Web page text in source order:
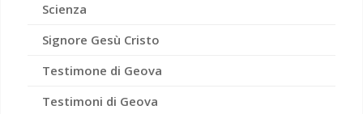
Scienza
Signore Gesù Cristo
Testimone di Geova
Testimoni di Geova